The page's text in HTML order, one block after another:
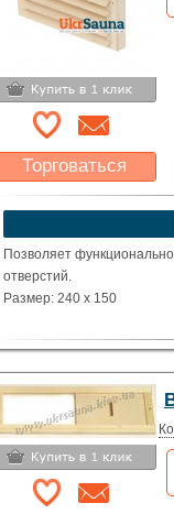
Торговаться
Какая цена Вас
устроит?
Указать цену
Позволяет
отверстий.
Размер: 240 x 150